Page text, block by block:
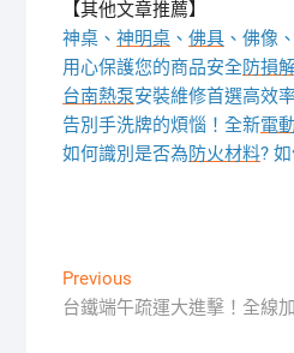
【其他文章推薦】
神桌、 神明桌 、 佛具 、佛像
用心保護您的商品安全防損
台南熱泵安裝維修首選高效
告別手洗牌的煩惱！全新電
如何識別是否為防火材料?
文
章
Previous
post:
台鐵端午疏運大進擊！全線